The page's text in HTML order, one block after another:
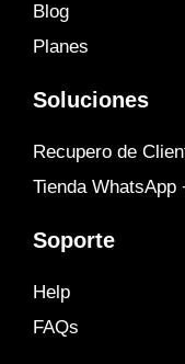
Blog
Planes
Soluciones
Recupero de
Tienda WhatsApp
Soporte
Help
FAQs